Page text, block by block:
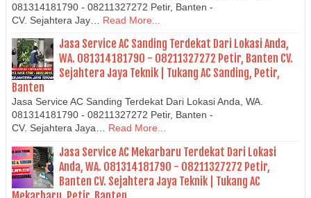
081314181790 - 08211327272 Petir, Banten -
CV. Sejahtera Jay…
Read More...
Jasa Service AC Sanding Terdekat Dari Lokasi Anda,
WA. 081314181790 - 08211327272 Petir, Banten CV.
Sejahtera Jaya Teknik | Tukang AC Sanding, Petir,
Banten
Jasa Service AC Sanding Terdekat Dari Lokasi Anda, WA.
081314181790 - 08211327272 Petir, Banten -
CV. Sejahtera Jaya…
Read More...
Jasa Service AC Mekarbaru Terdekat Dari Lokasi
Anda, WA. 081314181790 - 08211327272 Petir,
Banten CV. Sejahtera Jaya Teknik | Tukang AC